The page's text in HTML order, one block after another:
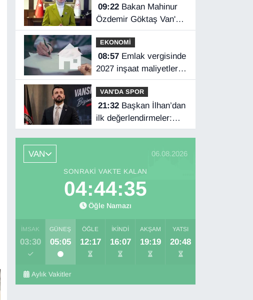
09:22Bakan Mahinur
Özdemir Göktaş Van'a
geliyor
EKONOMİ
08:57Emlak vergisinde
2027 inşaat maliyetleri
netleşti
VAN'DA SPOR
21:32Başkan İlhan’dan
ilk değerlendirmeler:
Kongre kararı Vanspor’u
sürükleyebilirdi!
VAN 06.08.2026
SONRAKI VAKTE KALAN
04:44:34
Öğle Namazı
İMSAK
03:30
GÜNEŞ
05:05
ÖĞLE
12:17
İKINDI
16:07
AKŞAM
19:19
YATSI
20:48
Aylık Vakitler